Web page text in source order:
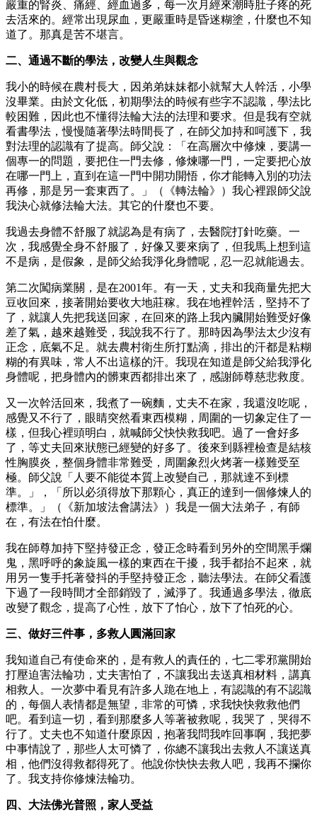
嚴重的腎炎、痛經、經血過多，每一次月經來潮時肚子疼的死
去活來的。經常出現尿血，更嚴重時是昏迷糊塗，什麼也不知
道了。那真是苦不堪言。
二、通過不斷的學法，改變人生與觀念
我小的時候在農村長大，因弟弟妹妹都小就幫大人幹活，小學
沒畢業。由於文化低，初期學法的時候有些字不認識，學法比
較困難，因此也不懂得法輪大法的法理和要求。但是我有空就
看書學法，慢慢隨著學法時間長了，在師父加持和呵護下，我
對法理的認識有了提高。師父說：「在高層次中修煉，要講一
個專一的問題，要把住一門去修，修煉哪一門，一定要把心放
在哪一門上，直到在這一門中開功開悟，你才能轉入別的功法
再修，那是另一套東西了。」（《轉法輪》）我心裡跟師父說
我決心就修法輪大法。其它的什麼也不要。
我過去身體不舒服了就認為是有病了，去醫院打針吃藥。一
次，我感覺全身不舒服了，好像又要來病了，但我馬上想到這
不是病，是假象，是師父給我淨化身體呢，忍一忍就能過去。
第二次闖病業關，是在2001年。有一天，丈夫和我商量先把大
豆收回來，接著開始要收大地莊稼。我在地裡幹活，堅持不了
了，就讓人先把我送回家，在回來的路上我內臟開始難受好像
差了氣，越來越難受，我說我不行了。那時因為學法太少沒有
正念，底氣不足。就去農村衛生所打點滴，排出的汗都是粘糊
糊的有異味，常人不出這樣的汗。我現在知道是師父給我淨化
身體呢，把身體內的髒東西都排出來了，感謝師尊慈悲救度。
又一次幹活回來，我煮了一碗麵，丈夫不在家，我還沒吃呢，
感覺又不行了，眼睛突然看東西模糊，周圍的一切象定住了一
樣，但我心裡頭明白，就喊師父快快救我吧。過了一會好多
了，等丈夫回來狀態已經變的好多了。後來到縣裡檢查是結核
性胸膜炎，整個身體非常難受，周圍象烈火烤著一樣難受至
極。師父說「人要不能從本質上改變自己，那就達不到標
準。」，「所以必須得放下那顆心，真正的達到一個修煉人的
標準。」（《新加坡法會講法》）我是一個大法弟子，有師
在，有法在怕什麼。
我在師尊加持下堅持發正念，發正念時看到另外的空間黑手爛
鬼，黑呼呼的象旋風一樣的東西在干擾，我手都抬不起來，就
用另一隻手托著發抖的手堅持發正念，聽法學法。在師父看護
下過了一段時間才全部銷毀了，滅淨了。我通過多學法，徹底
改變了觀念，提高了心性，放下了怕心，放下了怕死的心。
三、做好三件事，多救人圓滿回家
我知道自己有使命來的，是有救人的責任的，七二零邪黨開始
打壓迫害法輪功，丈夫害怕了，不讓我出去送真相材料，講真
相救人。一次夢中看見有許多人跪在地上，有認識的有不認識
的，每個人表情都是無望，非常的可憐，求我快快救救他們
吧。看到這一切，看到那麼多人等著被救呢，我哭了，哭得不
行了。丈夫也不知道什麼原因，抱著我問我咋回事啊，我把夢
中事情說了，那些人太可憐了，你總不讓我出去救人不讓送真
相，他們沒得救都得死了。他說你快快去救人吧，我再不攔你
了。我支持你修煉法輪功。
四、大法佛光普照，家人受益